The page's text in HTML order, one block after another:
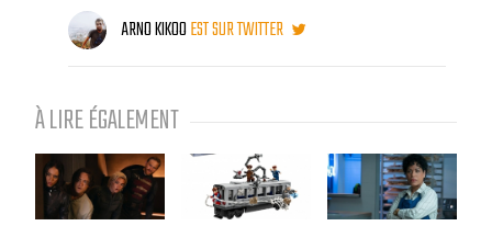
ARNO KIKOOEST SUR TWITTER
À LIRE ÉGALEMENT